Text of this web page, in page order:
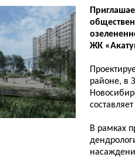
ЖК
районе, в
В рамках